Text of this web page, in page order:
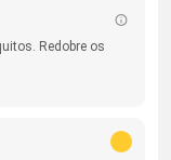
Redobre os